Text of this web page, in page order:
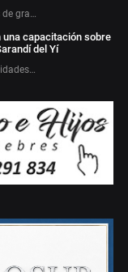
gra…
capacitación sobre
del Yí